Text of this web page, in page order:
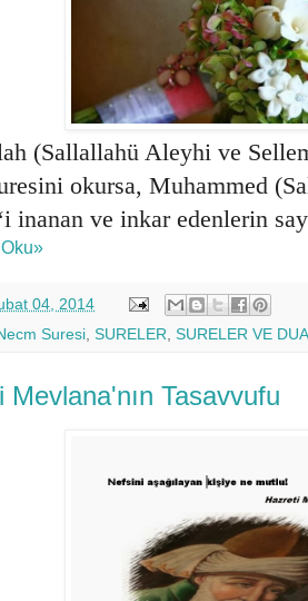
(Sallallahü Aleyhi ve
okursa, Muhammed
inanan ve inkar edenlerin
Oku»
04, 2014
Suresi SURELER SURELER VE
Mevlana'nın Tasavvufu